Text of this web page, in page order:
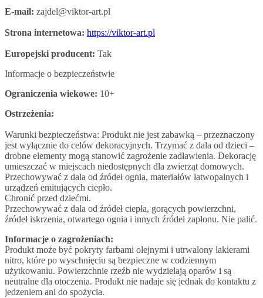
E-mail: zajdel@viktor-art.pl
Strona internetowa: https://viktor-art.pl
Europejski producent: Tak
Informacje o bezpieczeństwie
Ograniczenia wiekowe: 10+
Ostrzeżenia:
Warunki bezpieczeństwa: Produkt nie jest zabawką – przeznaczony
jest wyłącznie do celów dekoracyjnych. Trzymać z dala od dzieci –
drobne elementy mogą stanowić zagrożenie zadławienia. Dekorację
umieszczać w miejscach niedostępnych dla zwierząt domowych.
Przechowywać z dala od źródeł ognia, materiałów łatwopalnych i
urządzeń emitujących ciepło.
Chronić przed dziećmi.
Przechowywać z dala od źródeł ciepła, gorących powierzchni,
źródeł iskrzenia, otwartego ognia i innych źródeł zapłonu. Nie palić.
Informacje o zagrożeniach:
Produkt może być pokryty farbami olejnymi i utrwalony lakierami
nitro, które po wyschnięciu są bezpieczne w codziennym
użytkowaniu. Powierzchnie rzeźb nie wydzielają oparów i są
neutralne dla otoczenia. Produkt nie nadaje się jednak do kontaktu z
jedzeniem ani do spożycia.